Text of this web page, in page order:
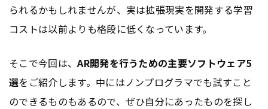
られるかもしれませんが、実は拡張現実を開発する学習
コストは以前よりも格段に低くなっています。
そこで今回は、AR開発を行うための主要ソフトウェア5
選をご紹介します。中にはノンプログラマでも試すこと
のできるものもあるので、ぜひ自分にあったものを探し